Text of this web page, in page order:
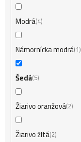
Modrá 4
Námornícka modrá 1
Šedá 5
Žiarivo oranžová 2
Žiarivo žltá 2